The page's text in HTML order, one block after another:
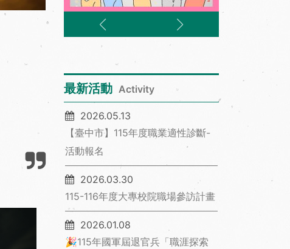
最新活動 Activity
2026.05.13
【臺中市】115年度職業適性診斷-
活動報名
2026.03.30
115-116年度大專校院職場參訪計畫
2026.01.08
🎉115年國軍屆退官兵「職涯探索